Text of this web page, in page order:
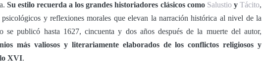
Su estilo recuerda a los grandes historiadores clásicos como Salustioy Tácito,
psicológicos y reflexiones morales que elevan la narración histórica al nivel de la
se publicó hasta 1627, cincuenta y dos años después de la muerte del autor,
más valiosos y literariamente elaborados de los conflictos religiosos y
XVI.